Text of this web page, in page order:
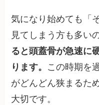
気になり始めても「
見てしまう方も多い
ると頭蓋骨が急速に
ります。 この時期を
がどんどん狭まるた
大切です。